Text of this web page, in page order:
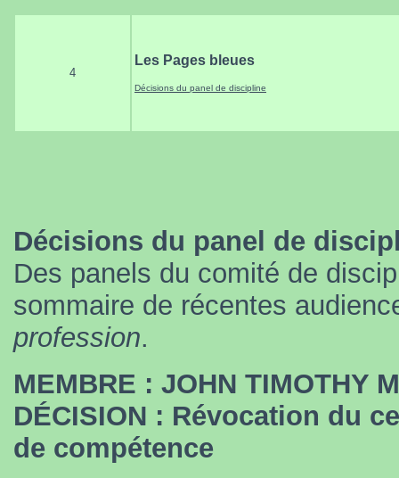
4
Les Pages bleues
Décisions du panel de discipline
Décisions du panel de
Des panels du comité de
sommaire de récentes
profession.
MEMBRE : JOHN TIMOTHY
DÉCISION : Révocation du
de compétence